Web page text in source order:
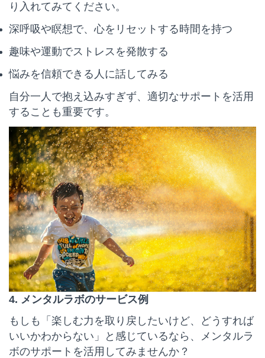
り入れてみてください。
深呼吸や瞑想で、心をリセットする時間を持つ
趣味や運動でストレスを発散する
悩みを信頼できる人に話してみる
自分一人で抱え込みすぎず、適切なサポートを活用
することも重要です。
4. メンタルラボのサービス例
もしも「楽しむ力を取り戻したいけど、どうすれば
いいかわからない」と感じているなら、メンタルラ
ボのサポートを活用してみませんか？